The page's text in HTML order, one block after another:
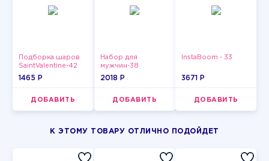
Подборка шаров
SaintValentine-42
1465 P
ДОБАВИТЬ
Набор для
мужчин-38
2018 P
ДОБАВИТЬ
InstaBoom - 33
3671 P
ДОБАВИТЬ
К ЭТОМУ ТОВАРУ ОТЛИЧНО ПОДОЙДЕТ